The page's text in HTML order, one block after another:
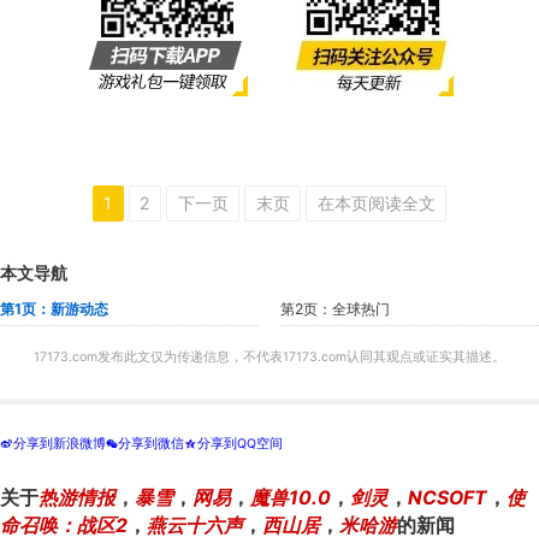
1 2 下一页 末页 在本页阅读全文
本文导航
第1页：新游动态 第2页：全球热门
17173.com发布此文仅为传递信息，不代表17173.com认同其观点或证实其描述。
t分享到新浪微博w分享到微信z分享到QQ空间
关于热游情报， 暴雪， 网易， 魔兽10.0 ， 剑灵 ， NCSOFT ， 使
命召唤：战区2 ， 燕云十六声， 西山居， 米哈游的新闻